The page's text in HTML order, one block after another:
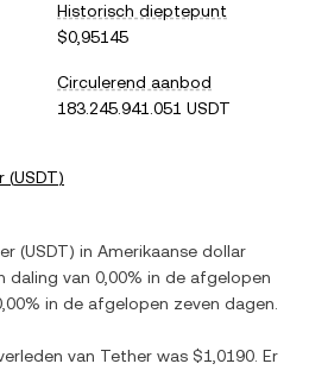
Historisch dieptepunt
$0,95145
Circulerend aanbod
183.245.941.051 USDT
(USDT)
(USDT) in Amerikaanse dollar
daling van 0,00% in de afgelopen
in de afgelopen zeven dagen.
van Tether was $1,0190 . Er